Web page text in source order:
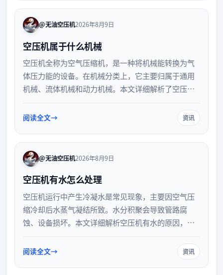
助企业优化压缩空气系统。
@无油空压机2026年8月9日
空压机属于什么机械
空压机全称为空气压缩机，是一种将机械能转换为气
体压力能的设备。在机械分类上，它主要归属于通用
机械、流体机械和动力机械。本文详细解析了空压机
业生产中的重要作用，帮助读者全面了解这一关键基
阅读全文 资讯
@无油空压机2026年8月9日
空压机有水怎么处理
空压机运行中产生冷凝水是常见现象，主要因空气压
缩冷却后水蒸气凝结所致。水分积聚会导致管路腐
蚀、设备损坏。本文详细解析空压机有水的原因，并
房环境等有效处理方法与日常维护建议，帮助您彻底
解决压缩空气含水问题，保障生产系统稳定运行。
阅读全文 资讯